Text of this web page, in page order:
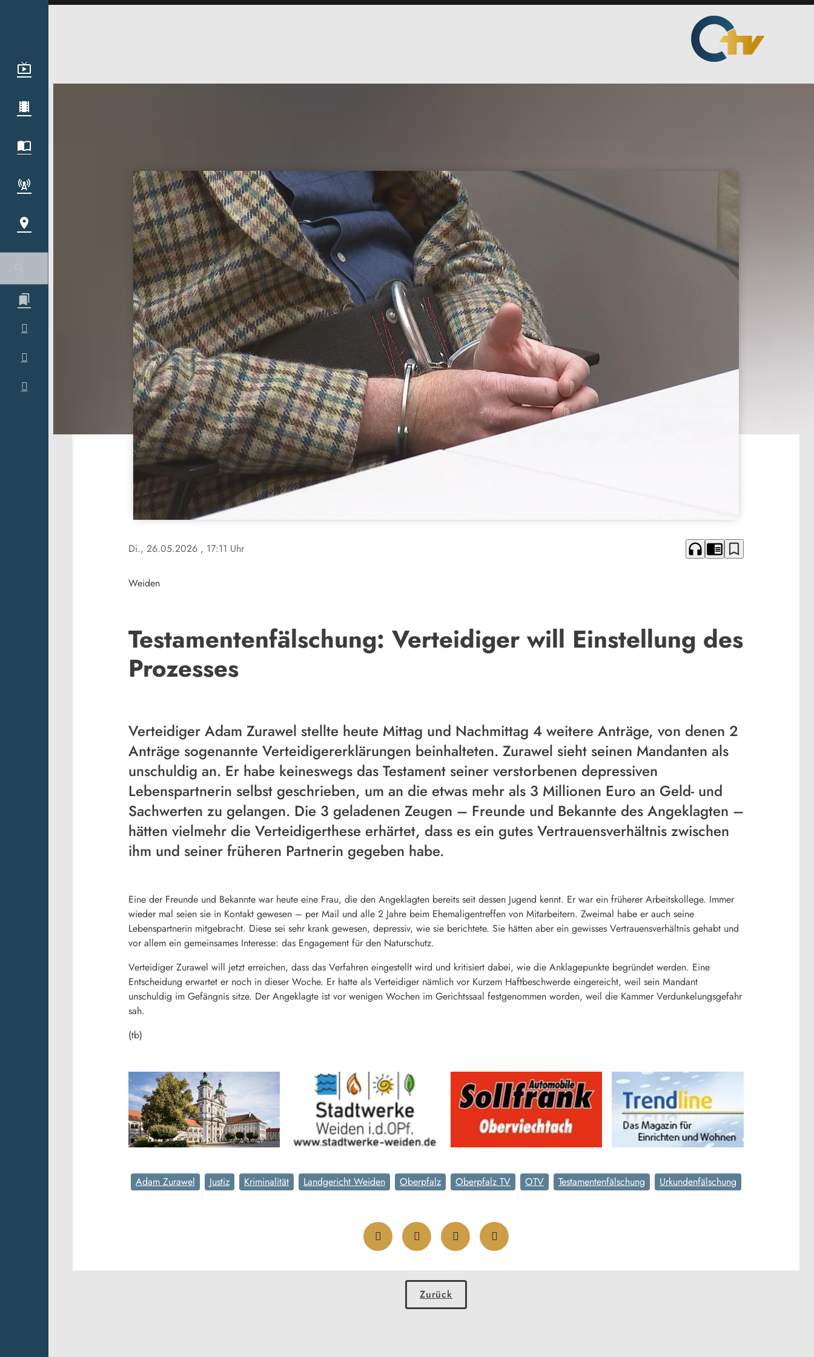
Di., 26.05.2026 , 17:11 Uhr headphones chrome_reader_mode bookmark_border
Weiden
Testamentenfälschung: Verteidiger will Einstellung des
Prozesses
Verteidiger Adam Zurawel stellte heute Mittag und Nachmittag 4 weitere Anträge, von denen 2
Anträge sogenannte Verteidigererklärungen beinhalteten. Zurawel sieht seinen Mandanten als
unschuldig an. Er habe keineswegs das Testament seiner verstorbenen depressiven
Lebenspartnerin selbst geschrieben, um an die etwas mehr als 3 Millionen Euro an Geld- und
Sachwerten zu gelangen. Die 3 geladenen Zeugen – Freunde und Bekannte des Angeklagten –
hätten vielmehr die Verteidigerthese erhärtet, dass es ein gutes Vertrauensverhältnis zwischen
ihm und seiner früheren Partnerin gegeben habe.
Eine der Freunde und Bekannte war heute eine Frau, die den Angeklagten bereits seit dessen Jugend kennt. Er war ein früherer Arbeitskollege. Immer
wieder mal seien sie in Kontakt gewesen – per Mail und alle 2 Jahre beim Ehemaligentreffen von Mitarbeitern. Zweimal habe er auch seine
Lebenspartnerin mitgebracht. Diese sei sehr krank gewesen, depressiv, wie sie berichtete. Sie hätten aber ein gewisses Vertrauensverhältnis gehabt und
vor allem ein gemeinsames Interesse: das Engagement für den Naturschutz.
Verteidiger Zurawel will jetzt erreichen, dass das Verfahren eingestellt wird und kritisiert dabei, wie die Anklagepunkte begründet werden. Eine
Entscheidung erwartet er noch in dieser Woche. Er hatte als Verteidiger nämlich vor Kurzem Haftbeschwerde eingereicht, weil sein Mandant
unschuldig im Gefängnis sitze. Der Angeklagte ist vor wenigen Wochen im Gerichtssaal festgenommen worden, weil die Kammer Verdunkelungsgefahr
sah.
(tb)
Adam Zurawel Justiz Kriminalität Landgericht Weiden Oberpfalz Oberpfalz TV OTV Testamentenfälschung Urkundenfälschung
Zurück